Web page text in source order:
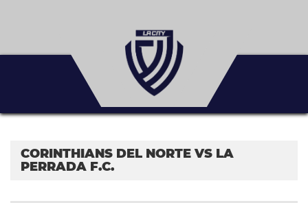
CORINTHIANS DEL NORTE VS LA
PERRADA F.C.